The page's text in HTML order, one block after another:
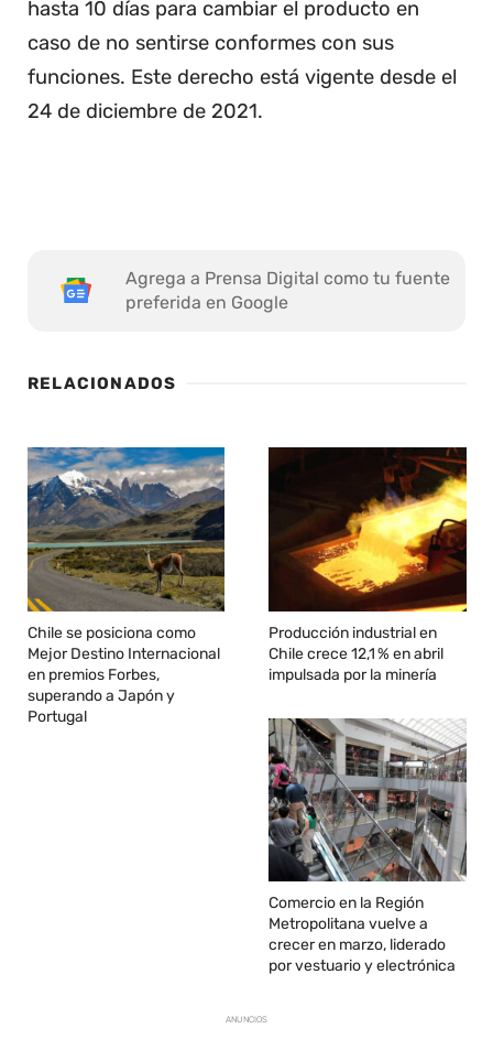
hasta 10 días para cambiar el producto en
caso de no sentirse conformes con sus
funciones. Este derecho está vigente desde el
24 de diciembre de 2021.
Agrega a Prensa Digital como tu fuente
preferida en Google
RELACIONADOS
Chile se posiciona como
Mejor Destino Internacional
en premios Forbes,
superando a Japón y
Portugal
Producción industrial en
Chile crece 12,1 % en abril
impulsada por la minería
Comercio en la Región
Metropolitana vuelve a
crecer en marzo, liderado
por vestuario y electrónica
ANUNCIOS